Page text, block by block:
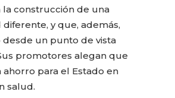
construcción de una
y que, además,
desde un punto de vista
promotores alegan que
para el Estado en
salud.